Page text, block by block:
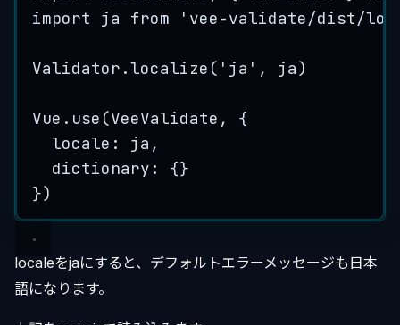
import ja from ' vee-validate/dist/
Validator .localize ( ' ja ' , ja)
Vue . use (VeeValidate , {
locale: ja ,
dictionary: {}
})
localeをjaにすると、デフォルトエラーメッセージも日本
語になります。